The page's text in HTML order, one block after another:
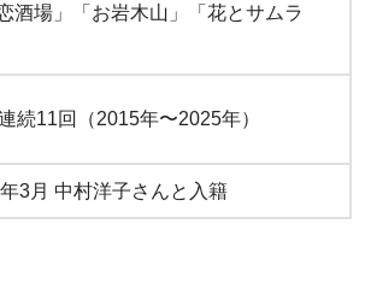
恋酒場」「お岩木山」「花とサムラ
続11回（2015年〜2025年）
3月 中村洋子さんと入籍